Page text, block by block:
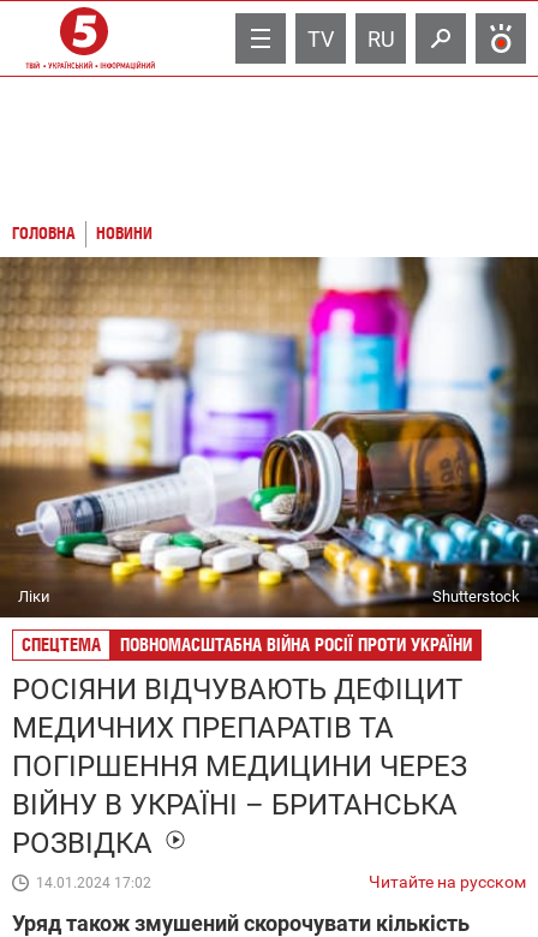
TV RU
ГОЛОВНА НОВИНИ
Ліки Shutterstock
СПЕЦТЕМА ПОВНОМАСШТАБНА ВІЙНА РОСІЇ ПРОТИ УКРАЇНИ
РОСІЯНИ ВІДЧУВАЮТЬ ДЕФІЦИТ
МЕДИЧНИХ ПРЕПАРАТІВ ТА
ПОГІРШЕННЯ МЕДИЦИНИ ЧЕРЕЗ
ВІЙНУ В УКРАЇНІ – БРИТАНСЬКА
РОЗВІДКА
14.01.2024 17:02 Читайте на русском
Уряд також змушений скорочувати кількість